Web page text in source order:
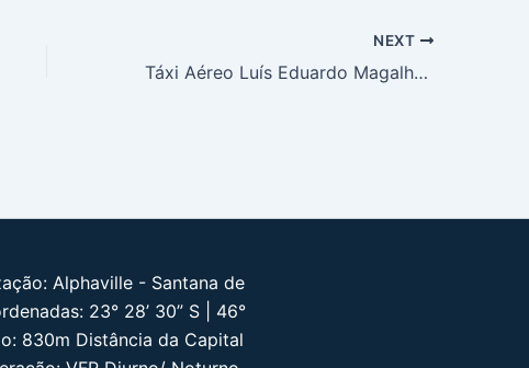
NEXT
Táxi Aéreo Luís Eduardo Magalhães
Alphaville - Santana de
23° 28’ 30” S | 46°
830m Distância da Capital